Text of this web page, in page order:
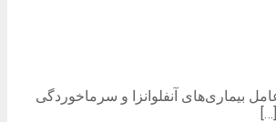
بیماری‌های آنفلوانزا و سرماخوردگی